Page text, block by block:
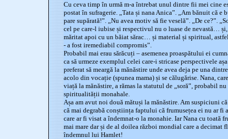
Cu ceva timp în urmă m-a întrebat unul dintre fii mei cine
postat în sufragerie. „Tata și nana Anica”. „Am bănuit că
pare supărată!”. „Nu avea motiv să fie veselă”. „De ce?”.
cel pe care-l iubise și respectivul nu o luase de nevastă…
măritat apoi cu un băiat sărac… și material și spiritual,
- a fost iremediabil compromis”.
Probabil mai erau sărăcuți – asemenea proaspătului ei
ca să urmeze exemplul celei care-i stricase perspectivele
preferat să meargă la mănăstire unde avea deja pe una
acolo din vocație (spunea mama) și se călugărise. Nana,
viață la mănăstire, a rămas la statutul de „soră”, probabil
spiritualității monahale.
Așa am avut noi două mătuși la mănăstire. Am suspiciuni
că mai degrabă conștiința faptului că frumusețea ei nu ar fi
care ar fi visat a îndemnat-o la monahie. Iar Nana cu toată
mai mare dar și de al doilea război mondial care a decimat
îndemnul lui Hamlet!